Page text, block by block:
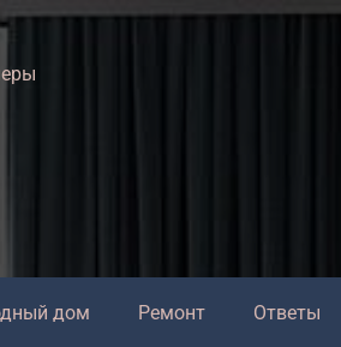
дом Ремонт Ответы